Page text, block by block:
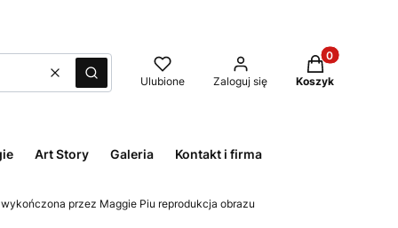
WyczyśćSzukaj Ulubione Zaloguj się
Produkty w
Koszyk
Art Story Galeria Kontakt i firma
przez Maggie Piu reprodukcja obrazu